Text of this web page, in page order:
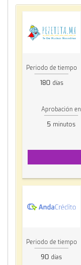
Periodo de tiempo
180 días
Aprobación en
5 minutos
Periodo de tiempo
90 días